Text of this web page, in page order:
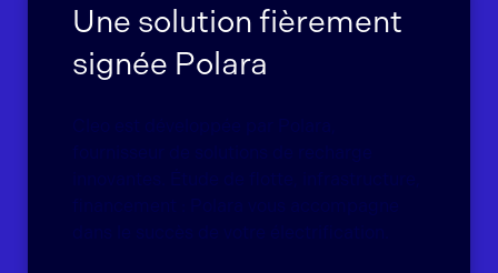
Une solution fièrement
signée Polara